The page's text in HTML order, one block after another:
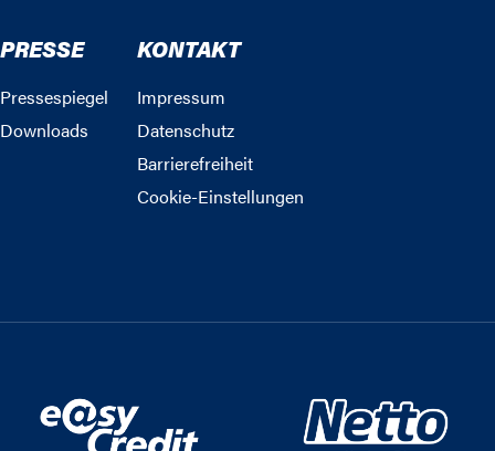
PRESSE
Pressespiegel
Downloads
KONTAKT
Impressum
Datenschutz
Barrierefreiheit
Cookie-Einstellungen